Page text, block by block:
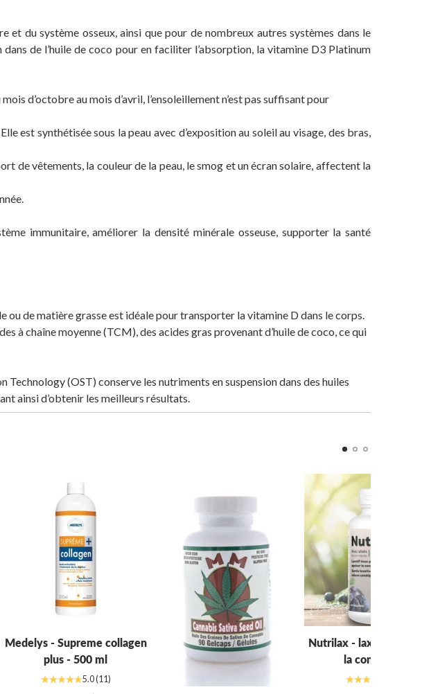
du système osseux, ainsi que pour de nombreux autres systèmes dans le
de l’huile de coco pour en faciliter l’absorption, la vitamine D3 Platinum
d’octobre au mois d’avril, l’ensoleillement n’est pas suffisant pour
est synthétisée sous la peau avec d’exposition au soleil au visage, des bras,
de vêtements, la couleur de la peau, le smog et un écran solaire, affectent la
immunitaire, améliorer la densité minérale osseuse, supporter la santé
ou de matière grasse est idéale pour transporter la vitamine D dans le corps.
à chaîne moyenne (TCM), des acides gras provenant d’huile de coco, ce qui
(OST) conserve les nutriments en suspension dans des huiles
ainsi d’obtenir les meilleurs résultats.
Medelys - Supreme collagen
plus - 500 ml
5.0(11)
Nutrilax - laxatif doux
la constipation